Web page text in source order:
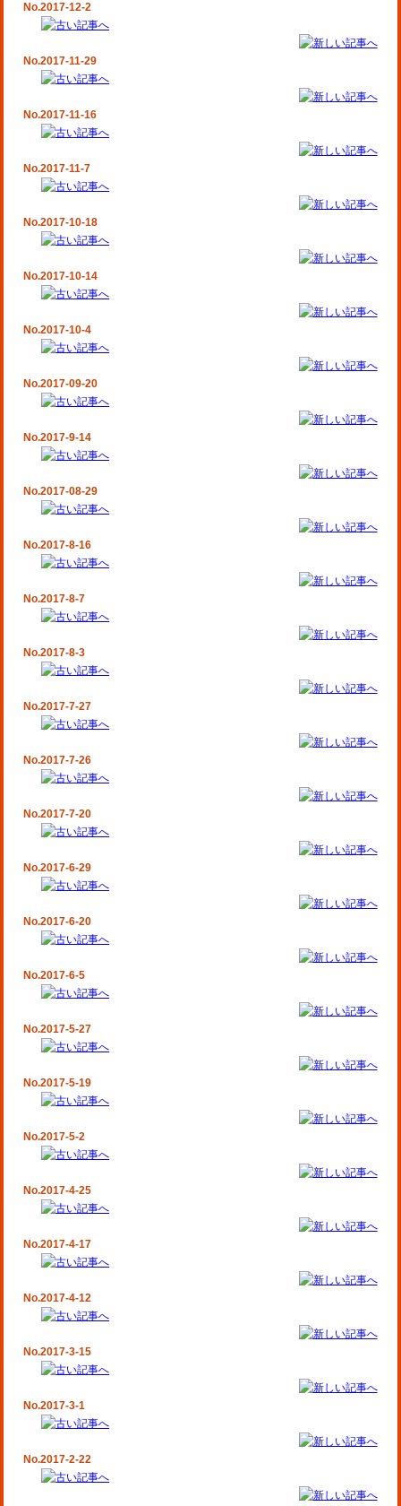
No.2017-12-2
No.2017-11-29
No.2017-11-16
No.2017-11-7
No.2017-10-18
No.2017-10-14
No.2017-10-4
No.2017-09-20
No.2017-9-14
No.2017-08-29
No.2017-8-16
No.2017-8-7
No.2017-8-3
No.2017-7-27
No.2017-7-26
No.2017-7-20
No.2017-6-29
No.2017-6-20
No.2017-6-5
No.2017-5-27
No.2017-5-19
No.2017-5-2
No.2017-4-25
No.2017-4-17
No.2017-4-12
No.2017-3-15
No.2017-3-1
No.2017-2-22